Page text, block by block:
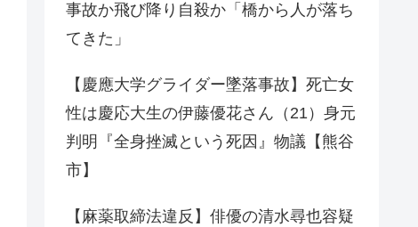
事故か飛び降り自殺か「橋から人が落ち
てきた」
【慶應大学グライダー墜落事故】死亡女
性は慶応大生の伊藤優花さん（21）身元
判明『全身挫滅という死因』物議【熊谷
市】
【麻薬取締法違反】俳優の清水尋也容疑